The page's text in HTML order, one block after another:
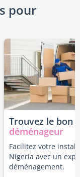
pour
Trouvez le bon
déménageur
Facilitez votre
Nigeria avec un
déménagement.